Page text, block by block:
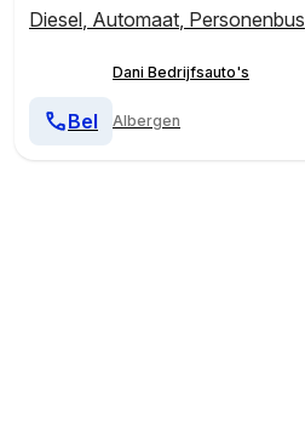
Diesel, Automaat, Personenbus
Dani Bedrijfsauto's
Albergen
Bel